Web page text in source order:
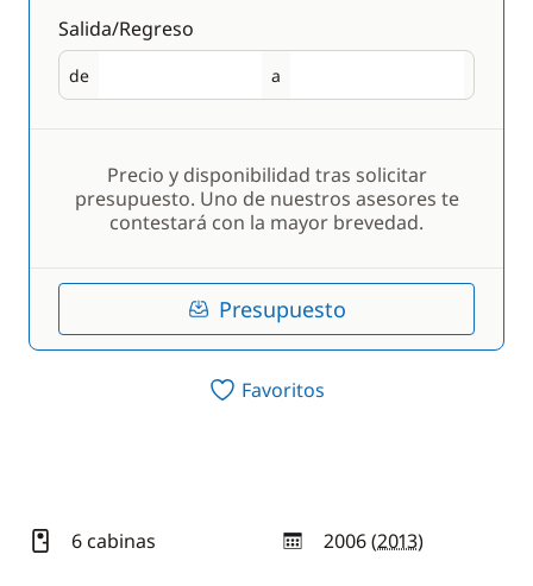
Salida/Regreso
de
Salida a
Regreso
Precio y disponibilidad tras solicitar
presupuesto. Uno de nuestros asesores te
contestará con la mayor brevedad.
Presupuesto
Favoritos
6 cabinas 2006 (2013)
año